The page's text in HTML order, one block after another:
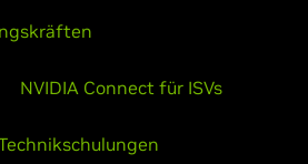
NVIDIA Connect für ISVs